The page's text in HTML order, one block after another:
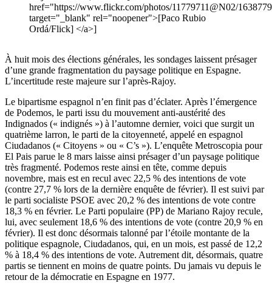
href="https://www.flickr.com/photos/11779711@N02/
target="_blank" rel="noopener">[Paco Rubio
Ordá/Flick] </a>]
À huit mois des élections générales, les sondages laissent présager
d’une grande fragmentation du paysage politique en Espagne.
L’incertitude reste majeure sur l’après-Rajoy.
Le bipartisme espagnol n’en finit pas d’éclater. Après l’émergence
de Podemos, le parti issu du mouvement anti-austérité des
Indignados (« indignés ») à l’automne dernier, voici que surgit un
quatrième larron, le parti de la citoyenneté, appelé en espagnol
Ciudadanos (« Citoyens » ou « C’s »). L’enquête Metroscopia pour
El Pais parue le 8 mars laisse ainsi présagerd’un paysage politique
très fragmenté. Podemos reste ainsi en tête, comme depuis
novembre, mais est en recul avec 22,5 % des intentions de vote
(contre 27,7 % lors de la dernière enquête de février). Il est suivi par
le parti socialiste PSOE avec 20,2 % des intentions de vote contre
18,3 % en février. Le Parti populaire (PP) de Mariano Rajoy recule,
lui, avec seulement 18,6 % des intentions de vote (contre 20,9 % en
février). Il est donc désormais talonné parl’étoile montante de la
politique espagnole, Ciudadanos, qui, en un mois, est passé de 12,2
% à 18,4 % des intentions de vote. Autrement dit, désormais, quatre
partis se tiennent en moins de quatre points. Du jamais vu depuis le
retourde la démocratie en Espagne en 1977.